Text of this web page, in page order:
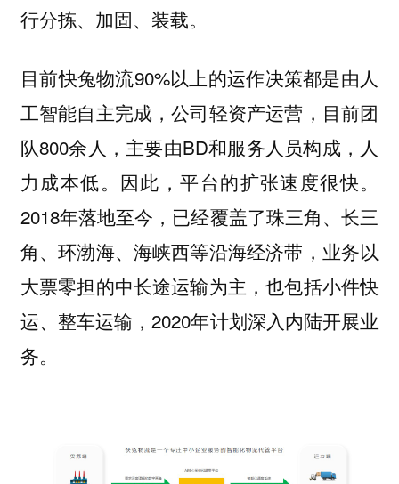
行分拣、加固、装载。
目前快兔物流90%以上的运作决策都是由人
工智能自主完成，公司轻资产运营，目前团
队800余人，主要由BD和服务人员构成，人
力成本低。因此，平台的扩张速度很快。
2018年落地至今，已经覆盖了珠三角、长三
角、环渤海、海峡西等沿海经济带，业务以
大票零担的中长途运输为主，也包括小件快
运、整车运输，2020年计划深入内陆开展业
务。